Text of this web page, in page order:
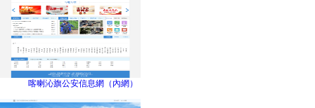
喀喇沁旗公安信息網（內網）